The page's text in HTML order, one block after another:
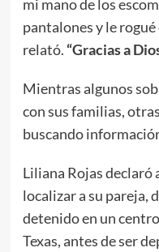
mi mano de los
pantalones y le rogué
relató. “Gracias a
Mientras algunos
con sus familias,
buscando
Liliana Rojas declaró
localizar a su pareja,
detenido en un
Texas, antes de ser